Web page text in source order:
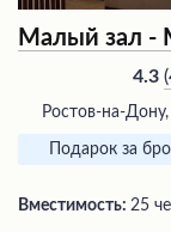
Малый зал -
4.3 (
Ростов-на-Дону,
Подарок за
Вместимость: 25